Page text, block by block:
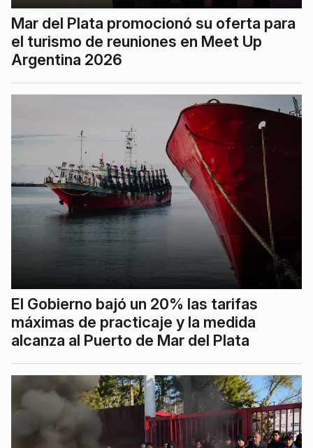
Mar del Plata promocionó su oferta para
el turismo de reuniones en Meet Up
Argentina 2026
El Gobierno bajó un 20% las tarifas
máximas de practicaje y la medida
alcanza al Puerto de Mar del Plata